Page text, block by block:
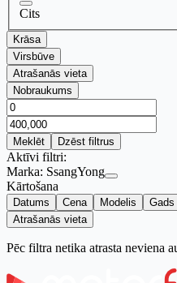
Cits
Krāsa
Virsbūve
Atrašanās vieta
Nobraukums
Meklēt Dzēst filtrus
Aktīvi filtri:
Marka: SsangYong
Kārtošana
Datums Cena Modelis Gads
Atrašanās vieta
Pēc filtra netika atrasta neviena